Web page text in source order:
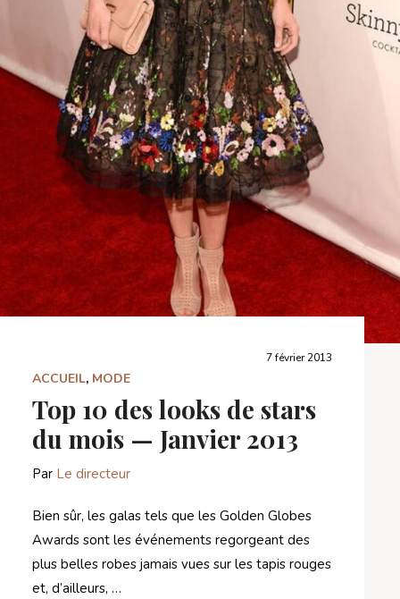
7 février 2013
ACCUEIL, MODE
Top 10 des looks de stars
du mois — Janvier 2013
Par Le directeur
Bien sûr, les galas tels que les Golden Globes
Awards sont les événements regorgeant des
plus belles robes jamais vues sur les tapis rouges
et, d’ailleurs, …